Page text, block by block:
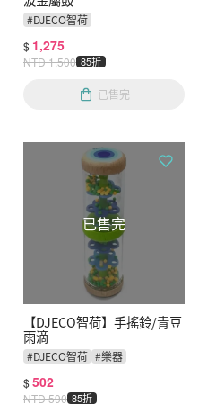
#DJECO智荷
$ 1,275
NTD1,500 85折
已售完
已售完
【DJECO智荷】手搖鈴/青豆
雨滴
#DJECO智荷 #樂器
$502
NTD590 85折